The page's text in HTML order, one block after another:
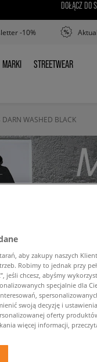
DOŁĄCZ DO
-10%
MARKI
MARKI STREETWEAR
STREETWEAR
DARN WASHED BLACK
aby zakupy naszych
Robimy to jednak przy
jeśli chcesz, abyśmy
specjalnie dla
swoją decyzję i
oferty
więcej informacji,